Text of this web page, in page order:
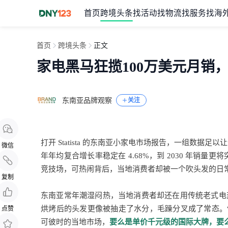
首页 跨境头条找活动找物流找服务找海
微信
复制
点赞
首页 跨境头条 正文
家电黑马狂揽100万美元月销
东南亚品牌观察 关注
打开 Statista 的东南亚小家电市场报告，一组数据足以
年年均复合增长率稳定在 4.68%，到 2030 年销量更将
竞技场，可热闹背后，当地消费者却被一个吹头发的日
东南亚常年潮湿闷热，当地消费者却还在用传统老式
烘烤后的头发更像被抽走了水分，毛躁分叉成了常态
可彼时的当地市场， 要么是单价千元级的国际大牌，要